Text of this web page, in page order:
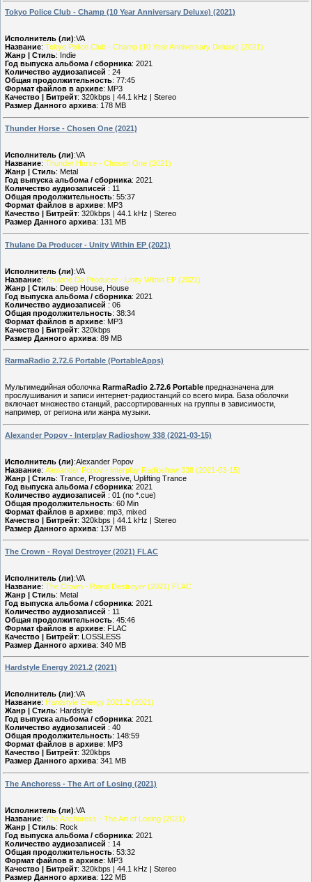
Tokyo Police Club - Champ (10 Year Anniversary Deluxe) (2021)
Исполнитель (ли):VA
Название: Tokyo Police Club - Champ (10 Year Anniversary Deluxe) (2021)
Жанр | Стиль: Indie
Год выпуска альбома / сборника: 2021
Количество аудиозаписей : 24
Общая продолжительность: 77:45
Формат файлов в архиве: MP3
Качество | Битрейт: 320kbps | 44.1 kHz | Stereo
Размер Данного архива: 178 MB
Thunder Horse - Chosen One (2021)
Исполнитель (ли):VA
Название: Thunder Horse - Chosen One (2021)
Жанр | Стиль: Metal
Год выпуска альбома / сборника: 2021
Количество аудиозаписей : 11
Общая продолжительность: 55:37
Формат файлов в архиве: MP3
Качество | Битрейт: 320kbps | 44.1 kHz | Stereo
Размер Данного архива: 131 MB
Thulane Da Producer - Unity Within EP (2021)
Исполнитель (ли):VA
Название: Thulane Da Producer - Unity Within EP (2021)
Жанр | Стиль: Deep House, House
Год выпуска альбома / сборника: 2021
Количество аудиозаписей : 06
Общая продолжительность: 38:34
Формат файлов в архиве: MP3
Качество | Битрейт: 320kbps
Размер Данного архива: 89 MB
RarmaRadio 2.72.6 Portable (PortableApps)
Мультимедийная оболочка RarmaRadio 2.72.6 Portable предназначена для
прослушивания и записи интернет-радиостанций со всего мира. База оболочки
включает множество станций, рассортированных на группы в зависимости,
например, от региона или жанра музыки.
Alexander Popov - Interplay Radioshow 338 (2021-03-15)
Исполнитель (ли):Alexander Popov
Название: Alexander Popov - Interplay Radioshow 338 (2021-03-15)
Жанр | Стиль: Trance, Progressive, Uplifting Trance
Год выпуска альбома / сборника: 2021
Количество аудиозаписей : 01 (no *.cue)
Общая продолжительность: 60 Min
Формат файлов в архиве: mp3, mixed
Качество | Битрейт: 320kbps | 44.1 kHz | Stereo
Размер Данного архива: 137 MB
The Crown - Royal Destroyer (2021) FLAC
Исполнитель (ли):VA
Название: The Crown - Royal Destroyer (2021) FLAC
Жанр | Стиль: Metal
Год выпуска альбома / сборника: 2021
Количество аудиозаписей : 11
Общая продолжительность: 45:46
Формат файлов в архиве: FLAC
Качество | Битрейт: LOSSLESS
Размер Данного архива: 340 MB
Hardstyle Energy 2021.2 (2021)
Исполнитель (ли):VA
Название: Hardstyle Energy 2021.2 (2021)
Жанр | Стиль: Hardstyle
Год выпуска альбома / сборника: 2021
Количество аудиозаписей : 40
Общая продолжительность: 148:59
Формат файлов в архиве: MP3
Качество | Битрейт: 320kbps
Размер Данного архива: 341 MB
The Anchoress - The Art of Losing (2021)
Исполнитель (ли):VA
Название: The Anchoress - The Art of Losing (2021)
Жанр | Стиль: Rock
Год выпуска альбома / сборника: 2021
Количество аудиозаписей : 14
Общая продолжительность: 53:32
Формат файлов в архиве: MP3
Качество | Битрейт: 320kbps | 44.1 kHz | Stereo
Размер Данного архива: 122 MB